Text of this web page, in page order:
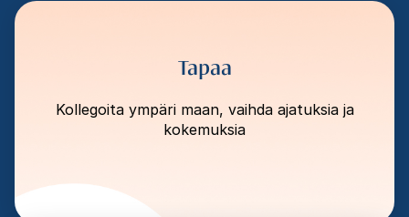
Tapaa
Kollegoita ympäri maan, vaihda ajatuksia ja
kokemuksia